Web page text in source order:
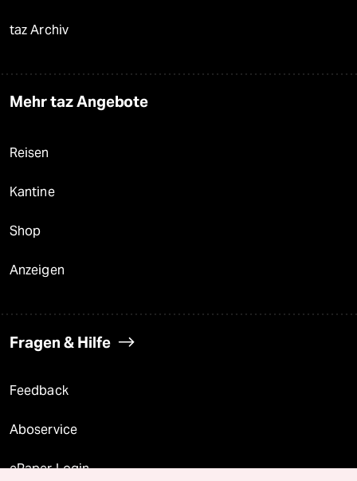
taz Archiv
Mehr taz Angebote
Reisen
Kantine
Shop
Anzeigen
Fragen & Hilfe
Feedback
Aboservice
ePaper Login